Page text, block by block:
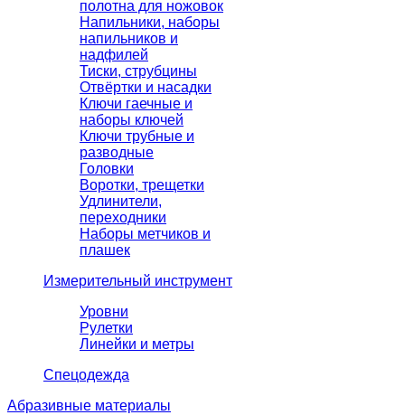
полотна для ножовок
Напильники, наборы
напильников и
надфилей
Тиски, струбцины
Отвёртки и насадки
Ключи гаечные и
наборы ключей
Ключи трубные и
разводные
Головки
Воротки, трещетки
Удлинители,
переходники
Наборы метчиков и
плашек
Измерительный инструмент
Уровни
Рулетки
Линейки и метры
Спецодежда
Абразивные материалы